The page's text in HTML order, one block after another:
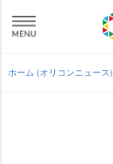
ホーム (オリコンニュース)